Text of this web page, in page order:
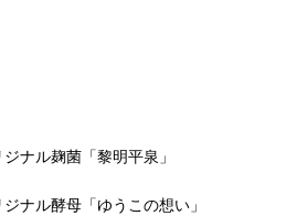
ル麹菌「黎明平泉」
ル酵母「ゆうこの想い」